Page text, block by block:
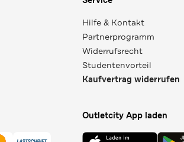
Hilfe & Kontakt
Partnerprogramm
Widerrufsrecht
Studentenvorteil
Kaufvertrag widerrufen
Outletcity App laden